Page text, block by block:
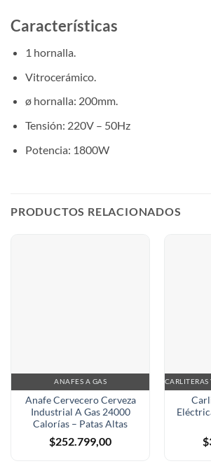
Características
1 hornalla.
Vitrocerámico.
ø hornalla: 200mm.
Tensión: 220V – 50Hz
Potencia: 1800W
PRODUCTOS RELACIONADOS
ANAFES A GAS
Anafe Cervecero Cerveza
Industrial A Gas 24000
Calorías – Patas Altas
$252.799,00 $